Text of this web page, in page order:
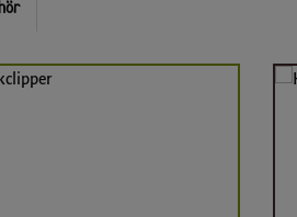
überspringen